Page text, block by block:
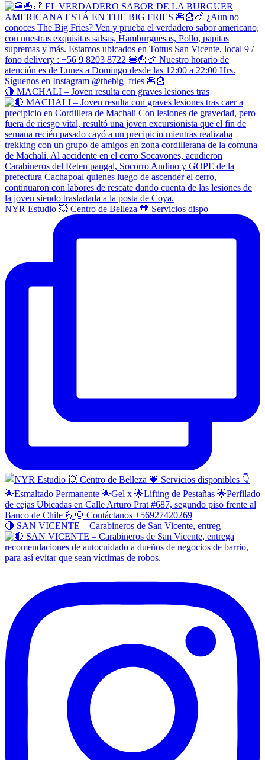
🔴 MACHALI – Joven resulta con graves lesiones tras
NYR Estudio 💥 Centro de Belleza 🧡 Servicios dispo
🔴 SAN VICENTE – Carabineros de San Vicente, entreg